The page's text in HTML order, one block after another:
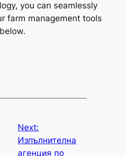
you can seamlessly
farm management tools
Next:
Изпълнителна
агенция по